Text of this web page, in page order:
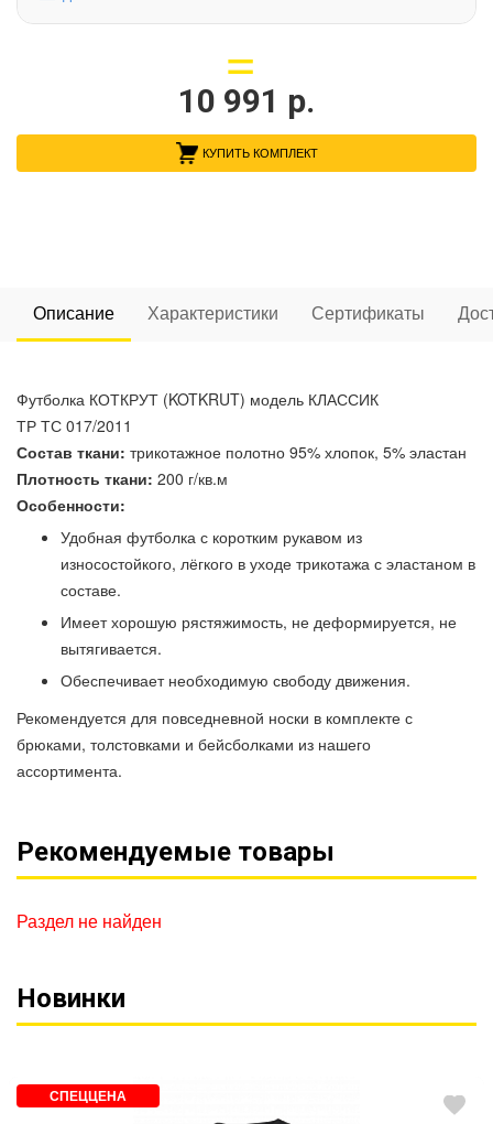
10 991 р.
КУПИТЬ КОМПЛЕКТ
Описание Характеристики Сертификаты
Футболка КОТКРУТ (KOTKRUT) модель КЛАССИК
ТР ТС 017/2011
Состав ткани: трикотажное полотно 95% хлопок, 5% эластан
Плотность ткани: 200 г/кв.м
Особенности:
Удобная футболка с коротким рукавом из
износостойкого, лёгкого в уходе трикотажа с эластаном в
составе.
Имеет хорошую рястяжимость, не деформируется, не
вытягивается.
Обеспечивает необходимую свободу движения.
Рекомендуется для повседневной носки в комплекте с
брюками, толстовками и бейсболками из нашего
ассортимента.
Рекомендуемые товары
Раздел не найден
Новинки
СПЕЦЦЕНА